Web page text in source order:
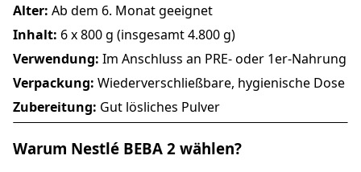
Alter: Ab dem 6. Monat geeignet
Inhalt: 6 x 800 g (insgesamt 4.800 g)
Verwendung: Im Anschluss an PRE- oder 1er-Nahrung
Verpackung: Wiederverschließbare, hygienische Dose
Zubereitung: Gut lösliches Pulver
Warum Nestlé BEBA 2 wählen?